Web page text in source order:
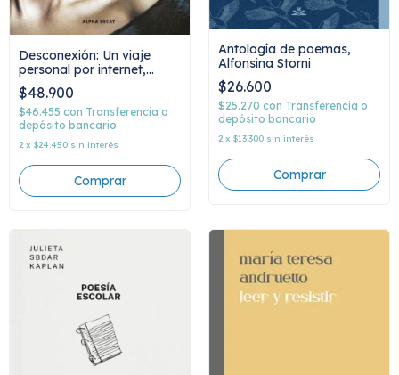
Desconexión: Un viaje
personal por internet,
Roisin Kiberd
$48.900
$46.455 con Transferencia o
depósito bancario
2 x $24.450 sin interés
Antología de poemas,
Alfonsina Storni
$26.600
$25.270 con Transferencia o
depósito bancario
2 x $13.300 sin interés